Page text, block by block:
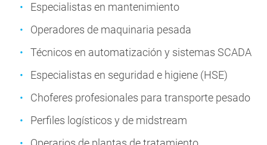
Especialistas en mantenimiento
Operadores de maquinaria pesada
Técnicos en automatización y sistemas SCADA
Especialistas en seguridad e higiene (HSE)
Choferes profesionales para transporte pesado
Perfiles logísticos y de midstream